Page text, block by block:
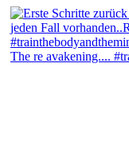
The re avakening....